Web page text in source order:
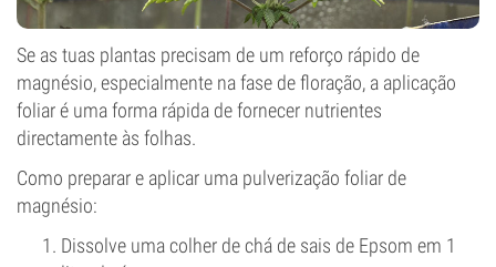
Se as tuas plantas precisam de um reforço rápido de
magnésio, especialmente na fase de floração, a aplicação
foliar é uma forma rápida de fornecer nutrientes
directamente às folhas.
Como preparar e aplicar uma pulverização foliar de
magnésio:
Dissolve uma colher de chá de sais de Epsom em 1